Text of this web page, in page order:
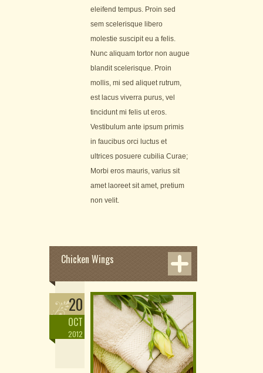
eleifend tempus. Proin sed
sem scelerisque libero
molestie suscipit eu a felis.
Nunc aliquam tortor non augue
blandit scelerisque. Proin
mollis, mi sed aliquet rutrum,
est lacus viverra purus, vel
tincidunt mi felis ut eros.
Vestibulum ante ipsum primis
in faucibus orci luctus et
ultrices posuere cubilia Curae;
Morbi eros mauris, varius sit
amet laoreet sit amet, pretium
non velit.
Chicken Wings
20
OCT
2012